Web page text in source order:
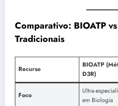
Comparativo: BIOATP
Tradicionais
Recurso
BIOATP
D3R)
Foco
Ultra-
em Biologia